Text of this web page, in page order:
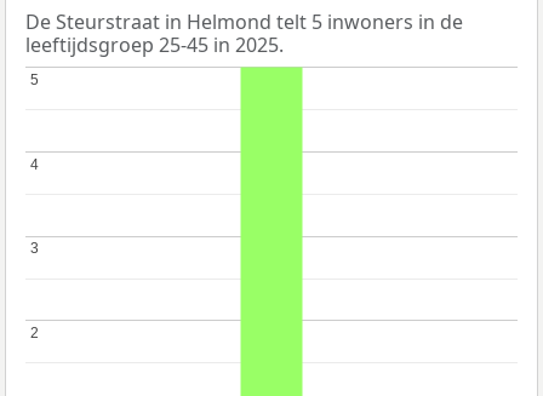
De Steurstraat in Helmond telt 5 inwoners in de
leeftijdsgroep 25-45 in 2025.
2
2
3
3
4
4
5
5